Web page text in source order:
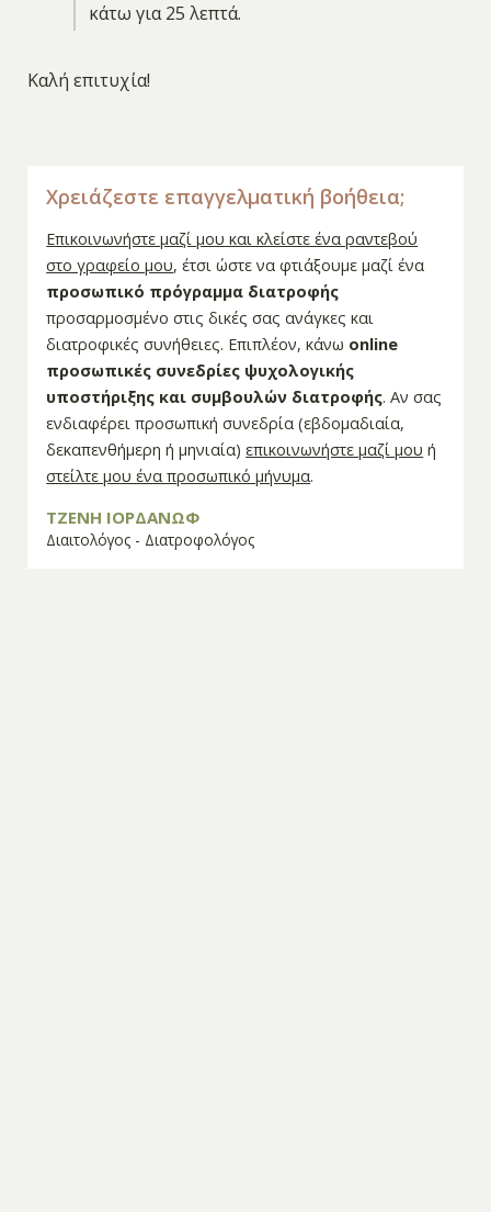
κάτω για 25 λεπτά.
Καλή επιτυχία!
Χρειάζεστε επαγγελματική βοήθεια;
Επικοινωνήστε μαζί μου και κλείστε ένα ραντεβού
στο γραφείο μου, έτσι ώστε να φτιάξουμε μαζί ένα
προσωπικό πρόγραμμα διατροφής
προσαρμοσμένο στις δικές σας ανάγκες και
διατροφικές συνήθειες. Επιπλέον, κάνω online
προσωπικές συνεδρίες ψυχολογικής
υποστήριξης και συμβουλών διατροφής. Αν σας
ενδιαφέρει προσωπική συνεδρία (εβδομαδιαία,
δεκαπενθήμερη ή μηνιαία)επικοινωνήστε μαζί μου ή
στείλτε μου ένα προσωπικό μήνυμα.
ΤΖΕΝΗ ΙΟΡΔΑΝΩΦ
Διαιτολόγος - Διατροφολόγος